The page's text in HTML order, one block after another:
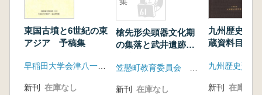
東国古墳と6世紀の東
アジア 予稿集
新刊 在庫なし
槍先形尖頭器文化期
の集落と武井遺跡
新刊 在庫なし
九州歴史資
蔵資料目録5
九州歴史資料
新刊 在庫なし